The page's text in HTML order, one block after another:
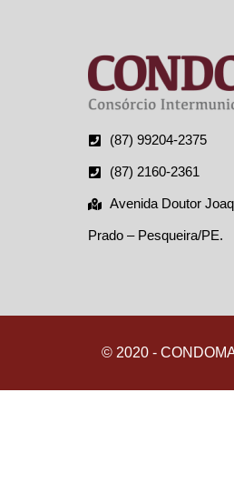
(87) 99204-2375
(87) 2160-2361
Avenida Doutor
Prado – Pesqueira/PE.
© 2020 -